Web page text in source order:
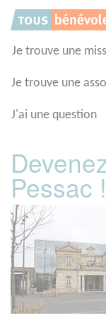
Je trouve une
Je trouve une
J'ai une question
Pessac !
Panneau de gestion